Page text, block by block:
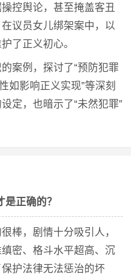
控舆论，甚至掩盖客丑
议员女儿绑架案中，以
了正义初心。
例，探讨了“预防犯罪
如影响正义实现”等深刻
定，也暗示了“未然犯罪”
正确的？
棒，剧情十分吸引人，
密、格斗水平超高、沉
护法律无法惩治的坏